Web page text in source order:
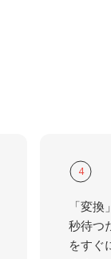
4
「変
秒待つ
をすぐ